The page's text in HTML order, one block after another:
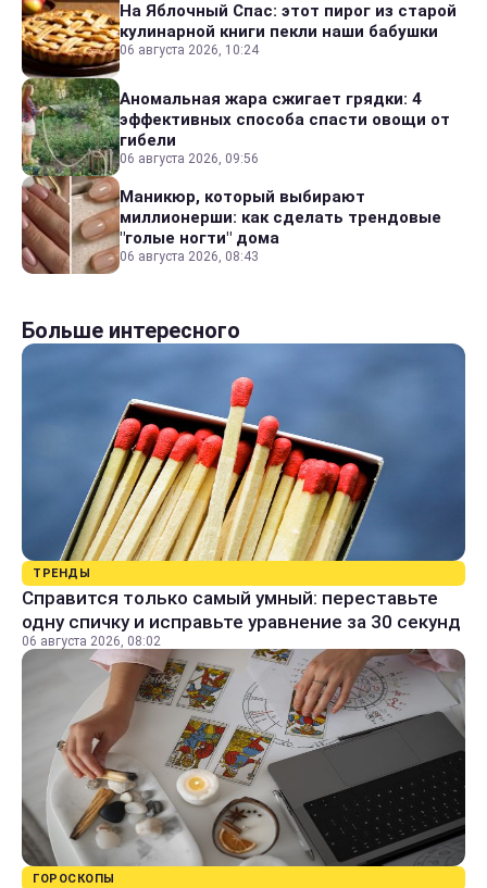
На Яблочный Спас: этот пирог из старой
кулинарной книги пекли наши бабушки
06 августа 2026, 10:24
Аномальная жара сжигает грядки: 4
эффективных способа спасти овощи от
гибели
06 августа 2026, 09:56
Маникюр, который выбирают
миллионерши: как сделать трендовые
"голые ногти" дома
06 августа 2026, 08:43
Больше интересного
ТРЕНДЫ
Справится только самый умный: переставьте
одну спичку и исправьте уравнение за 30 секунд
06 августа 2026, 08:02
ГОРОСКОПЫ